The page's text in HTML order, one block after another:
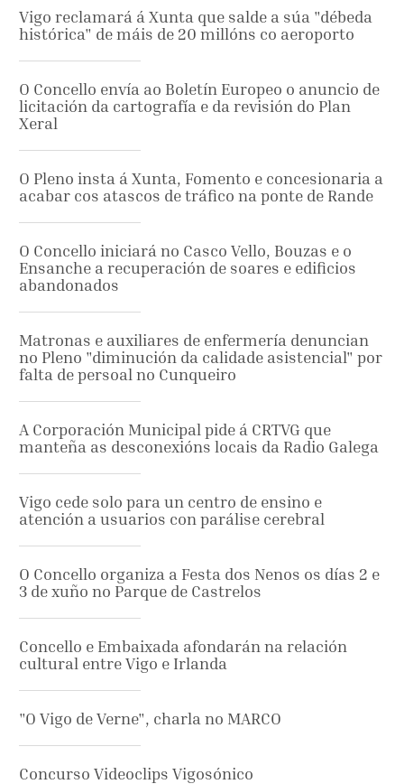
Vigo reclamará á Xunta que salde a súa "débeda
histórica" de máis de 20 millóns co aeroporto
O Concello envía ao Boletín Europeo o anuncio de
licitación da cartografía e da revisión do Plan
Xeral
O Pleno insta á Xunta, Fomento e concesionaria a
acabar cos atascos de tráfico na ponte de Rande
O Concello iniciará no Casco Vello, Bouzas e o
Ensanche a recuperación de soares e edificios
abandonados
Matronas e auxiliares de enfermería denuncian
no Pleno "diminución da calidade asistencial" por
falta de persoal no Cunqueiro
A Corporación Municipal pide á CRTVG que
manteña as desconexións locais da Radio Galega
Vigo cede solo para un centro de ensino e
atención a usuarios con parálise cerebral
O Concello organiza a Festa dos Nenos os días 2 e
3 de xuño no Parque de Castrelos
Concello e Embaixada afondarán na relación
cultural entre Vigo e Irlanda
"O Vigo de Verne", charla no MARCO
Concurso Videoclips Vigosónico